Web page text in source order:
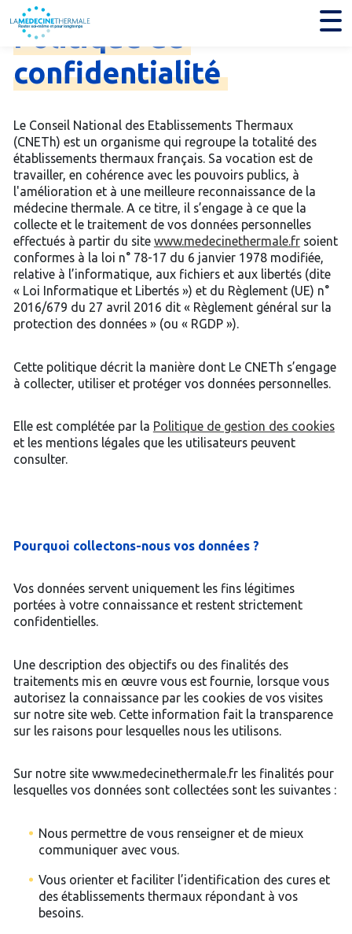
Politique
confidentialité
Le Conseil National des Etablissements Thermaux
(CNETh) est un organisme qui regroupe la totalité des
établissements thermaux français. Sa vocation est de
travailler, en cohérence avec les pouvoirs publics, à
l'amélioration et à une meilleure reconnaissance de la
médecine thermale. A ce titre, il s’engage à ce que la
collecte et le traitement de vos données personnelles
effectués à partir du site www.medecinethermale.frsoient
conformes à la loi n° 78-17 du 6 janvier 1978 modifiée,
relative à l’informatique, aux fichiers et aux libertés (dite
« Loi Informatique et Libertés ») et du Règlement (UE) n°
2016/679 du 27 avril 2016 dit « Règlement général sur la
protection des données » (ou « RGDP »).
Cette politique décrit la manière dont Le CNETh s’engage
à collecter, utiliser et protéger vos données personnelles.
Elle est complétée par la Politique de gestion des cookies
et les mentions légales que les utilisateurs peuvent
consulter.
Pourquoi collectons-nous vos données ?
Vos données servent uniquement les fins légitimes
portées à votre connaissance et restent strictement
confidentielles.
Une description des objectifs ou des finalités des
traitements mis en œuvre vous est fournie, lorsque vous
autorisez la connaissance par les cookies de vos visites
sur notre site web. Cette information fait la transparence
sur les raisons pour lesquelles nous les utilisons.
Sur notre site www.medecinethermale.fr les finalités pour
lesquelles vos données sont collectées sont les suivantes :
Nous permettre de vous renseigner et de mieux
communiquer avec vous.
Vous orienter et faciliter l’identification des cures et
des établissements thermaux répondant à vos
besoins.